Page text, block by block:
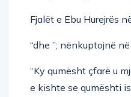
Fjalët e Ebu Hurejrës
“dhe ”; nënkuptojnë në
“Ky qumësht çfarë u
e kishte se qumështi